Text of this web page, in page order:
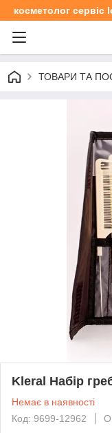
косметолог сервіс
ТОВАРИ ТА
Kleral Набір
Немає в наявності
Код: 9699-12962